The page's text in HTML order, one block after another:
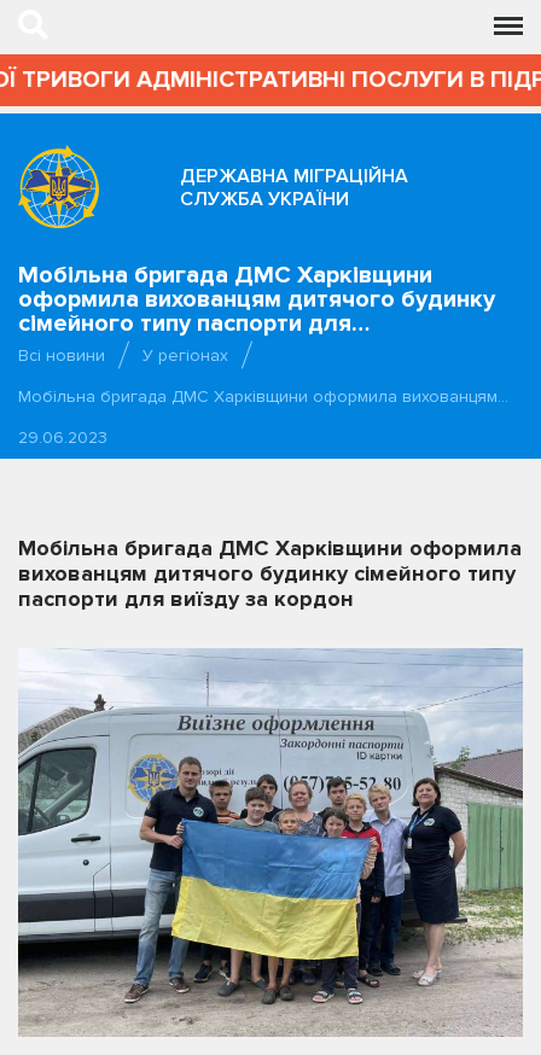
АДМІНІСТРАТИВНІ ПОСЛУГИ В
ДЕРЖАВНА МІГРАЦІЙНА
СЛУЖБА УКРАЇНИ
Мобільна бригада ДМС Харківщини
оформила вихованцям дитячого будинку
сімейного типу паспорти для…
Всі новини
У регіонах
Мобільна бригада ДМС Харківщини оформила вихованцям…
29.06.2023
Мобільна бригада ДМС Харківщини оформила
вихованцям дитячого будинку сімейного типу
паспорти для виїзду за кордон